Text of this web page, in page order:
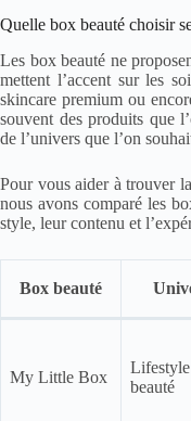
Quelle box beauté choisir
Les box beauté ne
mettent l’accent sur les
skincare premium ou
souvent des produits que
de l’univers que l’on
Pour vous aider à trouver
nous avons comparé les
style, leur contenu et
Box beauté
My Little Box
beauté